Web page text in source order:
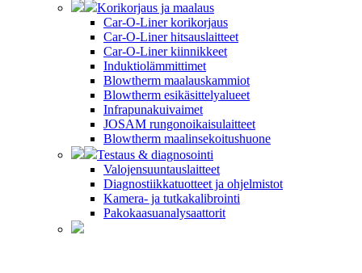
Korikorjaus ja maalaus
Car-O-Liner korikorjaus
Car-O-Liner hitsauslaitteet
Car-O-Liner kiinnikkeet
Induktiolämmittimet
Blowtherm maalauskammiot
Blowtherm esikäsittelyalueet
Infrapunakuivaimet
JOSAM rungonoikaisulaitteet
Blowtherm maalinsekoitushuone
Testaus & diagnosointi
Valojensuuntauslaitteet
Diagnostiikkatuotteet ja ohjelmistot
Kamera- ja tutkakalibrointi
Pakokaasuanalysaattorit